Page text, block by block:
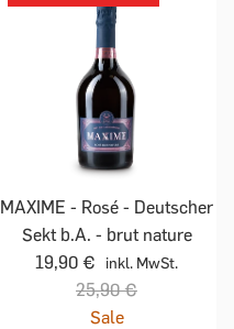
MAXIME - Rosé - Deutscher
Sekt b.A. - brut nature
19,90 €
inkl. MwSt.
25,90 €
Sale